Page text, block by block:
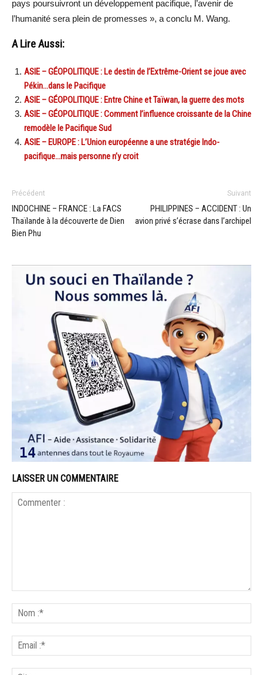
pays poursuivront un développement pacifique, l’avenir de
l’humanité sera plein de promesses », a conclu M. Wang.
A Lire Aussi:
ASIE – GÉOPOLITIQUE : Le destin de l’Extrême-Orient se joue avec
Pékin…dans le Pacifique
ASIE – GÉOPOLITIQUE : Entre Chine et Taïwan, la guerre des mots
ASIE – GÉOPOLITIQUE : Comment l’influence croissante de la Chine
remodèle le Pacifique Sud
ASIE – EUROPE : L’Union européenne a une stratégie Indo-
pacifique…mais personne n’y croit
Précédent
INDOCHINE – FRANCE : La FACS
Thaïlande à la découverte de Dien
Bien Phu
Suivant
PHILIPPINES – ACCIDENT : Un
avion privé s’écrase dans l’archipel
LAISSER UN COMMENTAIRE